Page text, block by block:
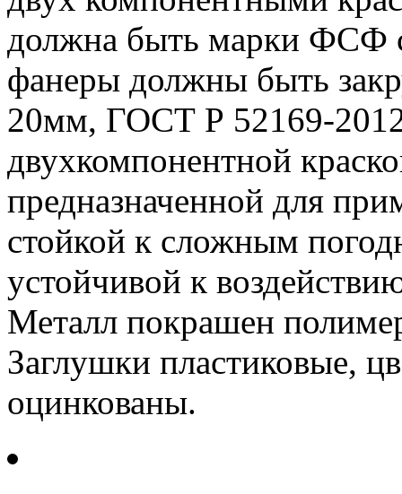
должна быть марки ФСФ
фанеры должны быть
20мм, ГОСТ Р 52169-
двухкомпонентной
предназначенной для
стойкой к сложным
устойчивой к
Металл покрашен
Заглушки пластиковые,
оцинкованы.